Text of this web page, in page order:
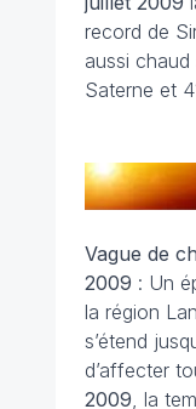
record de
aussi chaud
Saterne et
Vague de
2009 : Un
la région
s’étend
d’affecter
2009, la